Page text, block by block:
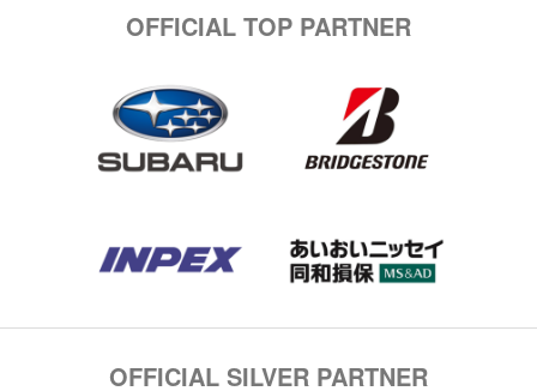
OFFICIAL TOP PARTNER
OFFICIAL SILVER PARTNER